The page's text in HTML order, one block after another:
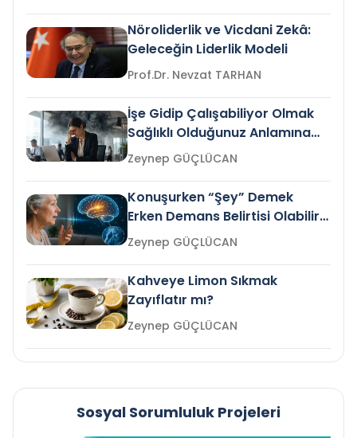
Nöroliderlik ve Vicdani Zekâ:
Geleceğin Liderlik Modeli
Prof.Dr. Nevzat TARHAN
İşe Gidip Çalışabiliyor Olmak
Sağlıklı Olduğunuz Anlamına
Gelir mi?Zeynep GÜÇLÜCAN
Konuşurken “Şey” Demek
Erken Demans Belirtisi Olabilir
mi?
Zeynep GÜÇLÜCAN
Kahveye Limon Sıkmak
Zayıflatır mı?
Zeynep GÜÇLÜCAN
Sosyal Sorumluluk Projeleri